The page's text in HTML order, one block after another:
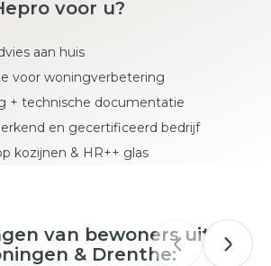
voor u?
aan huis
voor woningverbetering
+ technische documentatie
en gecertificeerd bedrijf
kozijnen & HR++ glas
van bewoners uit
& Drenthe: